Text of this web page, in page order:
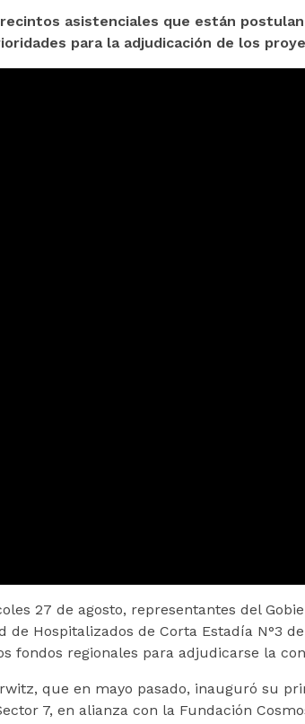
asistenciales que están
para la adjudicación de los
27 de agosto, representantes del
de Hospitalizados de Corta Estadía N°3
fondos regionales para adjudicarse la
que en mayo pasado, inauguró su
7, en alianza con la Fundación